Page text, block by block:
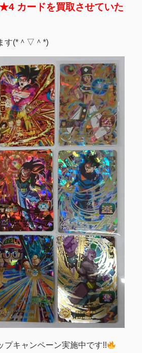
カードを買取させていた
す(*＾▽＾*)
プキャンペーン実施中です!!